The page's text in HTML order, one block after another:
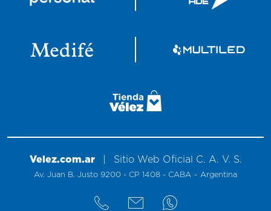
Velez.com.ar Sitio Web Oficial C. A. V. S.
Av. Juan B. Justo 9200 - CP 1408 - CABA - Argentina